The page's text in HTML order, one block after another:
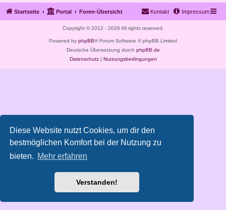
Diese Website nutzt Cookies, um dir den
bestmöglichen Komfort bei der Nutzung zu
bieten. Mehr erfahren
Verstanden!
Startseite Portal Foren-Übersicht Impressum
Kontakt
Copyright © 2012 - 2026 All rights reserved.
Powered by phpBB® Forum Software © phpBB Limited
Deutsche Übersetzung durch phpBB.de
Datenschutz| Nutzungsbedingungen